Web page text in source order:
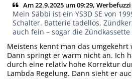
Am 22.9.2025 um 09:29,
Mein Säbbi ist ein YS3D SE von
Schalter. Batterie tadellos,
auch fein – sogar die
Meistens kennt man das umgekehrt
Dann springt er warm nicht an. Ich
durch eine relativ hohe Korrektur
Lambda Regelung. Dann sieht er